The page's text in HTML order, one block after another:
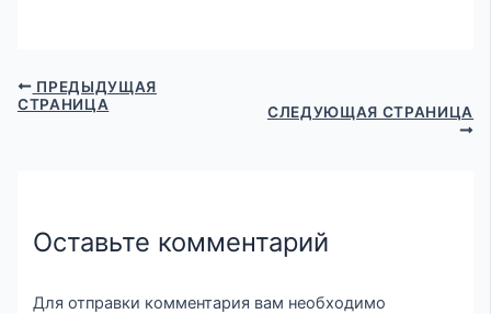
ПРЕДЫДУЩАЯ
СТРАНИЦА
СЛЕДУЮЩАЯ СТРАНИЦА
Оставьте комментарий
Для отправки комментария вам необходимо